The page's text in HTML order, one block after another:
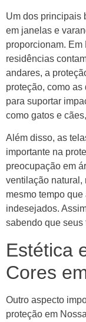
Um dos principais
em janelas e
proporcionam.
residências
andares, a
proteção, como
para suportar
como gatos e
Além disso, as
importante na
preocupação em
ventilação natural,
mesmo tempo
indesejados.
sabendo que seus
Estética
Cores
Outro aspecto
proteção em